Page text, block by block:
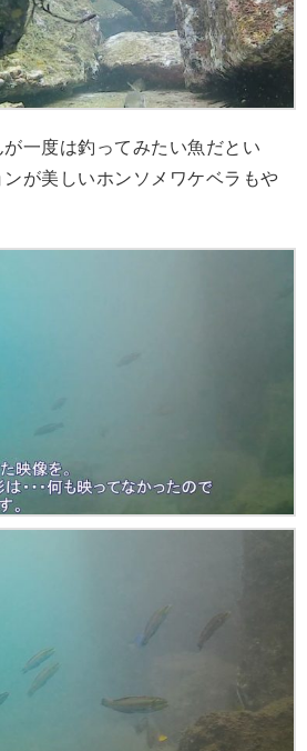
一度は釣ってみたい魚だとい
が美しいホンソメワケベラもや